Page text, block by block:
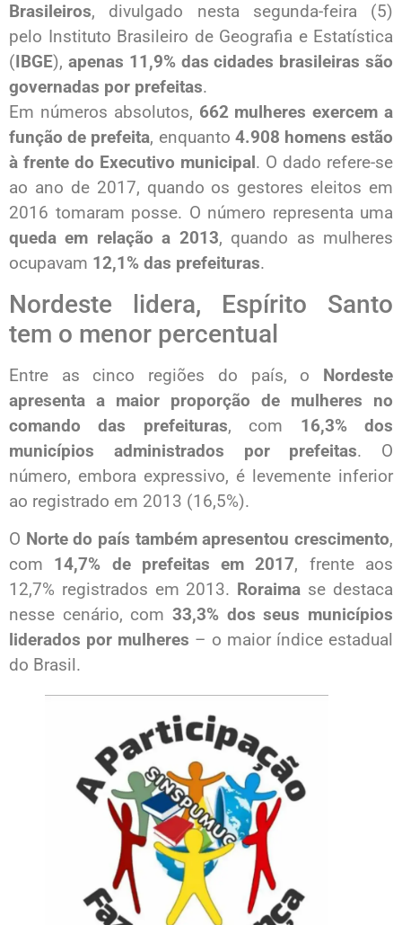
Brasileiros, divulgado nesta segunda-feira (5)
pelo Instituto Brasileiro de Geografia e Estatística
(IBGE), apenas 11,9% das cidades brasileiras são
governadas por prefeitas.
Em números absolutos, 662 mulheres exercem a
função de prefeita, enquanto 4.908 homens estão
à frente do Executivo municipal. O dado refere-se
ao ano de 2017, quando os gestores eleitos em
2016 tomaram posse. O número representa uma
queda em relação a 2013, quando as mulheres
ocupavam 12,1% das prefeituras.
Nordeste lidera, Espírito Santo
tem o menor percentual
Entre as cinco regiões do país, o Nordeste
apresenta a maior proporção de mulheres no
comando das prefeituras, com 16,3% dos
municípios administrados por prefeitas. O
número, embora expressivo, é levemente inferior
ao registrado em 2013 (16,5%).
O Norte do país também apresentou crescimento,
com 14,7% de prefeitas em 2017, frente aos
12,7% registrados em 2013. Roraima se destaca
nesse cenário, com 33,3% dos seus municípios
liderados por mulheres – o maior índice estadual
do Brasil.